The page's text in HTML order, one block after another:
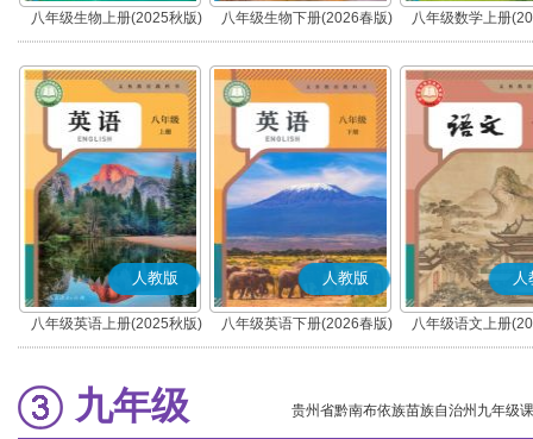
八年级生物上册(2025秋版) 八年级生物下册(2026春版) 八年级数学上册
人教版
八年级英语上册(2025秋版)
人教版
八年级英语下册(2026春版)
人
八年级语文上册
(部编版)
九年级 贵州省黔南布依族苗族自治州九年级